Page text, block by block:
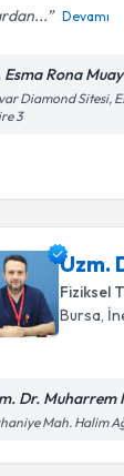
Devamı
Esma Rona
Diamond Sitesi,
3
Uzm.
Fiziksel
Bursa ,
Dr. Muharrem
Mah. Halim